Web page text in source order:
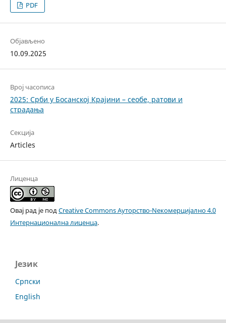
PDF
Објављено
10.09.2025
Bрој часописа
2025: Срби у Босанској Крајини – сеобе, ратови и
страдања
Секција
Articles
Лиценца
Овај рад је подCreative Commons Aуторство-Nекомерцијално 4.0
Интернационална лиценца.
Језик
Cрпски
English